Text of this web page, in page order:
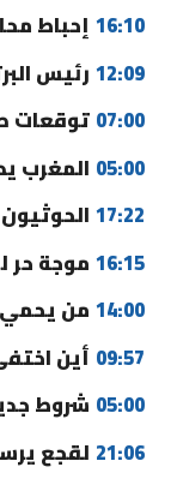
16:10 إحباط
12:09 رئيس
07:00توقعات
05:00 المغرب
17:22
16:15 موجة حر لـ3 أيام بعدة
14:00 من يحمي
09:57 أين
05:00 شروط
21:06 لقجع